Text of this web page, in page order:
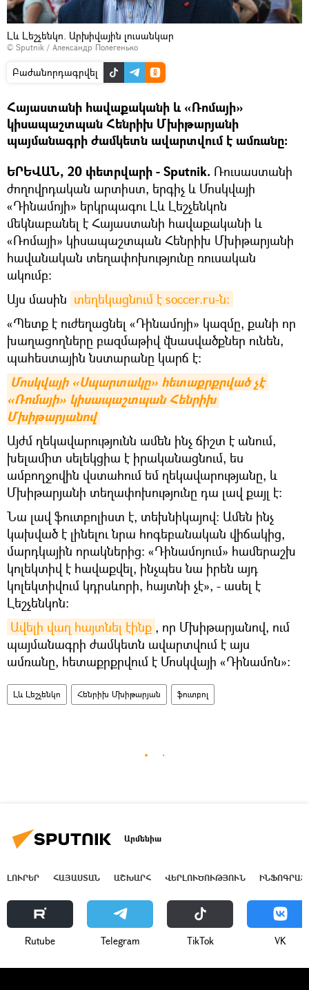
Լև Լեշչենկո. Արխիվային լուսանկար
© Sputnik / Александр Полегенько
Բաժանորդագրվել
Հայաստանի հավաքականի և «Ռոմայի»
կիսապաշտպան Հենրիխ Մխիթարյանի
պայմանագրի ժամկետն ավարտվում է ամռանը։
ԵՐԵՎԱՆ, 20 փետրվարի - Sputnik. Ռուսաստանի
ժողովրդական արտիստ, երգիչ և Մոսկվայի
«Դինամոյի» երկրպագու Լև Լեշչենկոն
մեկնաբանել է Հայաստանի հավաքականի և
«Ռոմայի» կիսապաշտպան Հենրիխ Մխիթարյանի
հավանական տեղափոխությունը ռուսական
ակումբ:
Այս մասին տեղեկացնում է soccer.ru-ն։
«Պետք է ուժեղացնել «Դինամոյի» կազմը, քանի որ
խաղացողները բազմաթիվ վնասվածքներ ունեն,
պահեստային նստարանը կարճ է:
Մոսկվայի «Սպարտակը» հետաքրքրված չէ
«Ռոմայի» կիսապաշտպան Հենրիխ
Մխիթարյանով
Այժմ ղեկավարությունն ամեն ինչ ճիշտ է անում,
խելամիտ սելեկցիա է իրականացնում, ես
ամբողջովին վստահում եմ ղեկավարությանը, և
Մխիթարյանի տեղափոխությունը դա լավ քայլ է:
Նա լավ ֆուտբոլիստ է, տեխնիկայով: Ամեն ինչ
կախված է լինելու նրա հոգեբանական վիճակից,
մարդկային որակներից: «Դինամոյում» համերաշխ
կոլեկտիվ է հավաքվել, ինչպես նա իրեն այդ
կոլեկտիվում կդրսևորի, հայտնի չէ», - ասել է
Լեշչենկոն:
Ավելի վաղ հայտնել էինք , որ Մխիթարյանով, ում
պայմանագրի ժամկետն ավարտվում է այս
ամռանը, հետաքրքրվում է Մոսկվայի «Դինամոն»։
Լև Լեշչենկո Հենրիխ Մխիթարյան ֆուտբոլ
Արմենիա
ԼՈՒՐԵՐ ՀԱՅԱՍՏԱՆ ԱՇԽԱՐՀ ՎԵՐԼՈՒԾՈՒԹՅՈՒՆ
Rutube Telegram ТikТоk VK